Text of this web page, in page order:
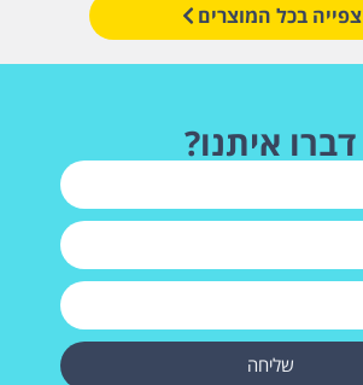
צפייה בכל המוצרים
דברו איתנו?
שליחה